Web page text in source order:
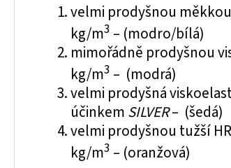
velmi prodyšnou
kg/m3 – (modro/bílá)
mimořádně prodyšnou
kg/m3 – (modrá)
velmi prodyšná
účinkem SILVER– (šedá)
velmi prodyšnou tužší
kg/m3 – (oranžová)